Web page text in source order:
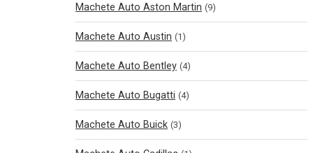
Machete Auto Aston Martin (9)
Machete Auto Austin (1)
Machete Auto Bentley (4)
Machete Auto Bugatti (4)
Machete Auto Buick (3)